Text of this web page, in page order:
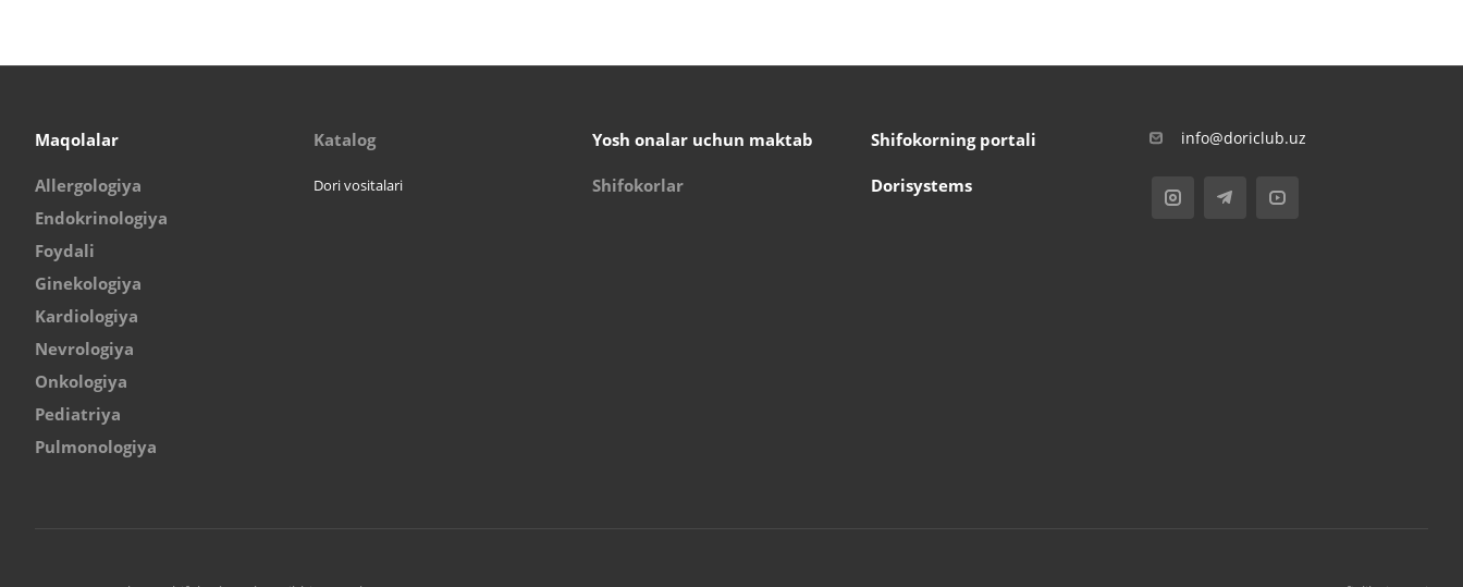
Maqolalar
Allergologiya
Endokrinologiya
Foydali
Ginekologiya
Kardiologiya
Nevrologiya
Onkologiya
Pediatriya
Pulmonologiya
Katalog
Dori vositalari
Yosh onalar uchun maktab
Shifokorlar
Shifokorning portali
Dorisystems
info@doriclub.uz